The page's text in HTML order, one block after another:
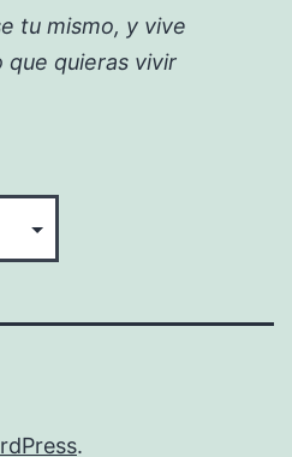
tu mismo, y vive
quieras vivir
.